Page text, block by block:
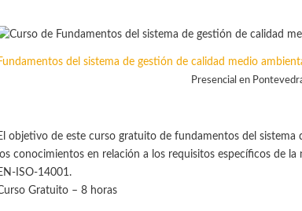
del sistema de gestión de calidad medio
Presencial en
objetivo de este curso gratuito de fundamentos del
los conocimientos en relación a los requisitos específicos de
ISO-14001.
Gratuito – 8 horas